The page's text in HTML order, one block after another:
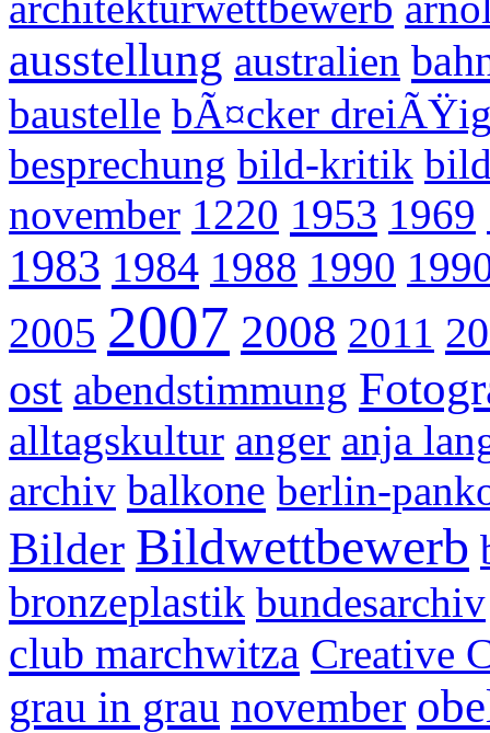
ausstellung australien
baustelle bÃ¤cker
besprechung bild-kritik
november 1220 1953 1969
1983 1984 1988 1990
2005 2007 2008 2011
ost abendstimmung
alltagskultur anger anja
archiv balkone berlin-
Bilder Bildwettbewerb
bronzeplastik bundesarchiv
club marchwitza Creative
grau in grau november